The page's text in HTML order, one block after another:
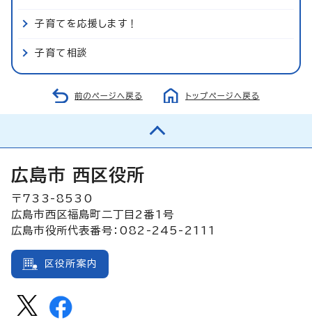
子育てを応援します！
子育て相談
前のページへ戻る トップページへ戻る
広島市 西区役所
〒733-8530
広島市西区福島町二丁目2番1号
広島市役所代表番号：082-245-2111
区役所案内